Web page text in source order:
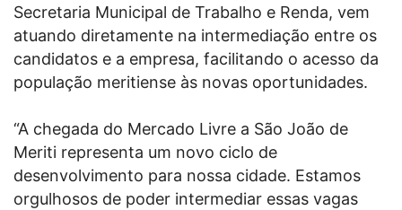
Secretaria Municipal de Trabalho e Renda, vem
atuando diretamente na intermediação entre os
candidatos e a empresa, facilitando o acesso da
população meritiense às novas oportunidades.
“A chegada do Mercado Livre a São João de
Meriti representa um novo ciclo de
desenvolvimento para nossa cidade. Estamos
orgulhosos de poder intermediar essas vagas